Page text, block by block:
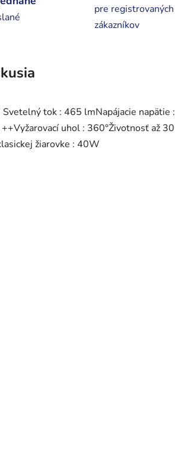
pre registrovaných
zákazníkov
tok : 465 lmNapájacie napätie :
uhol : 360°Životnosť až 30
žiarovke : 40W